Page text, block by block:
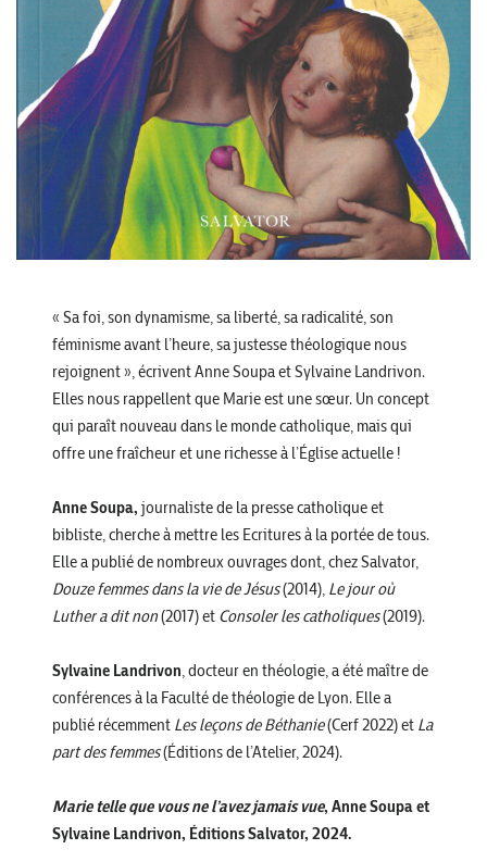
« Sa foi, son dynamisme, sa liberté, sa radicalité, son
féminisme avant l’heure, sa justesse théologique nous
rejoignent », écrivent Anne Soupa et Sylvaine Landrivon.
Elles nous rappellent que Marie est une sœur. Un concept
qui paraît nouveau dans le monde catholique, mais qui
offre une fraîcheur et une richesse à l’Église actuelle !
Anne Soupa,journaliste de la presse catholique et
bibliste, cherche à mettre les Ecritures à la portée de tous.
Elle a publié de nombreux ouvrages dont, chez Salvator,
Douze femmes dans la vie de Jésus(2014), Le jour où
Luther a dit non(2017) et Consoler les catholiques(2019).
Sylvaine Landrivon, docteur en théologie, a été maître de
conférences à la Faculté de théologie de Lyon. Elle a
publié récemment Les leçons de Béthanie(Cerf 2022) et La
part des femmes(Éditions de l’Atelier, 2024).
Marie telle que vous ne l’avez jamais vue, Anne Soupa et
Sylvaine Landrivon, Éditions Salvator, 2024.